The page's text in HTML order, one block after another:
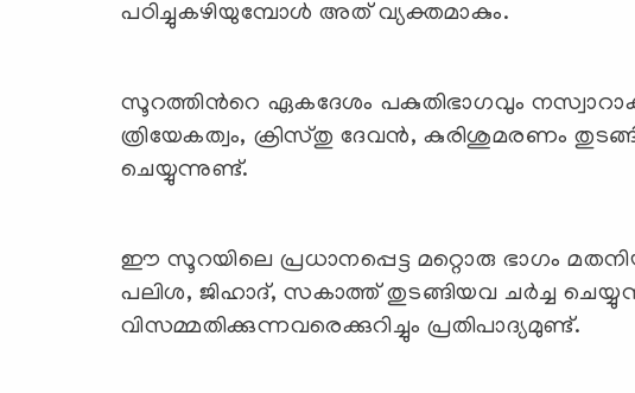
പഠിച്ചുകഴിയുമ്പോള്‍ അത് വ്യക്തമാകും.
സൂറത്തിന്‍റെ ഏകദേശം പകുതിഭാഗവും
ത്രിയേകത്വം, ക്രിസ്തു ദേവന്‍, കുരിശുമരണം
ചെയ്യുന്നുണ്ട്.
ഈ സൂറയിലെ പ്രധാനപ്പെട്ട മറ്റൊരു ഭാഗം
പലിശ, ജിഹാദ്, സകാത്ത് തുടങ്ങിയവ ചര്‍ച്ച
വിസമ്മതിക്കുന്നവരെക്കുറിച്ചും പ്രതിപാദ്യമുണ്ട്.